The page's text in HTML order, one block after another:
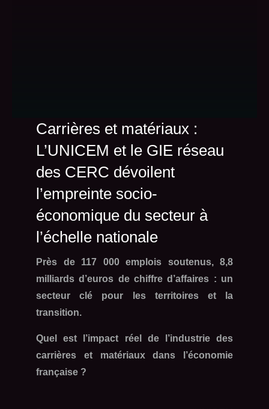
Carrières et matériaux :
L’UNICEM et le GIE réseau
des CERC dévoilent
l’empreinte socio-
économique du secteur à
l’échelle nationale
Près de 117 000 emplois soutenus, 8,8
milliards d’euros de chiffre d’affaires : un
secteur clé pour les territoires et la
transition.
Quel est l’impact réel de l’industrie des
carrières et matériaux dans l’économie
française ?